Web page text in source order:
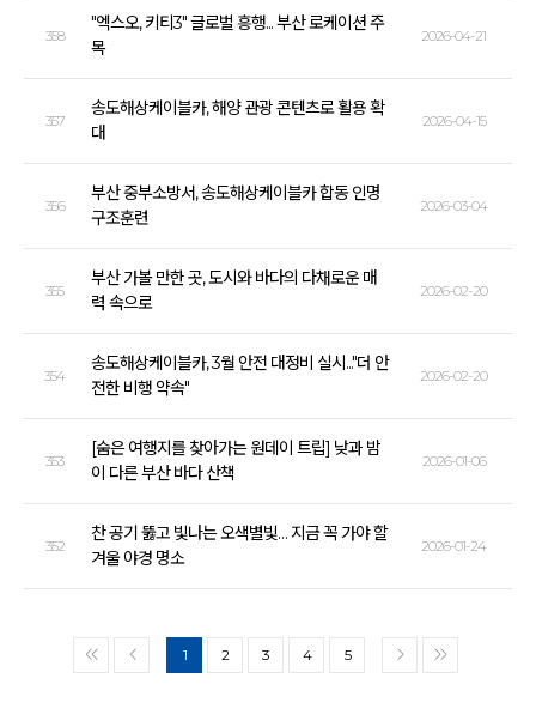
358
"엑스오, 키티3" 글로벌 흥행... 부산 로케이션 주
목
2026-04-21
357
송도해상케이블카, 해양 관광 콘텐츠로 활용 확
대
2026-04-15
356
부산 중부소방서, 송도해상케이블카 합동 인명
구조훈련
2026-03-04
355
부산 가볼 만한 곳, 도시와 바다의 다채로운 매
력 속으로
2026-02-20
354
송도해상케이블카, 3월 안전 대정비 실시..."더 안
전한 비행 약속"
2026-02-20
353
[숨은 여행지를 찾아가는 원데이 트립] 낮과 밤
이 다른 부산 바다 산책
2026-01-06
352
찬 공기 뚫고 빛나는 오색별빛… 지금 꼭 가야 할
겨울 야경 명소
2026-01-24
<< < 1 2 3 4 5 > >>